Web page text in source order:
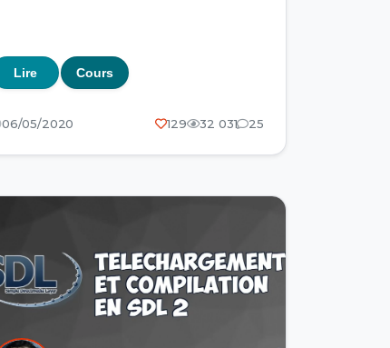
Lire Cours
06/05/2020 129 32 031 25